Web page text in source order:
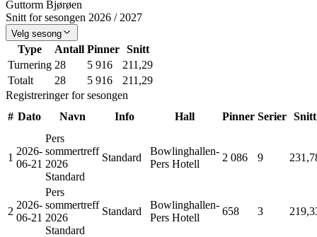
Guttorm Bjørøen
Snitt for sesongen 2026 / 2027
Velg sesong
Type Antall Pinner Snitt
Turnering 28 5 916
211,29
Totalt
28 5 916
211,29
Registreringer for sesongen
# Dato Navn Info Hall Pinner Serier Snitt
1
2026-
06-21
Pers
sommertreff
2026
Standard
Standard
Bowlinghallen-
Pers Hotell
2 086 9
2
2026-
06-21
Pers
sommertreff
2026
Standard
Standard
Bowlinghallen-
Pers Hotell
658 3